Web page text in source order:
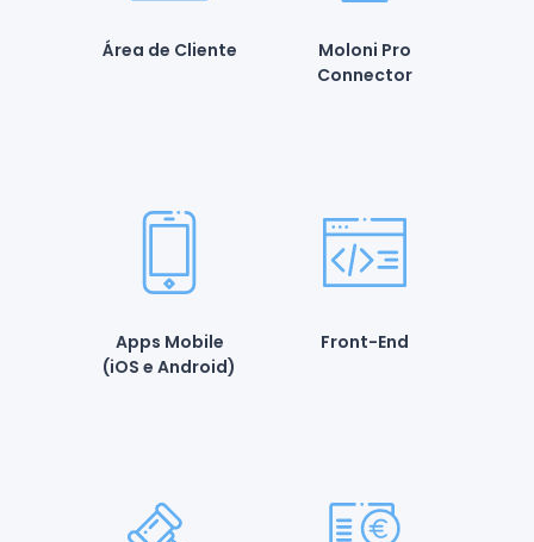
Área de Cliente
Moloni Pro
Connector
Apps Mobile
(iOS e Android)
Front-End